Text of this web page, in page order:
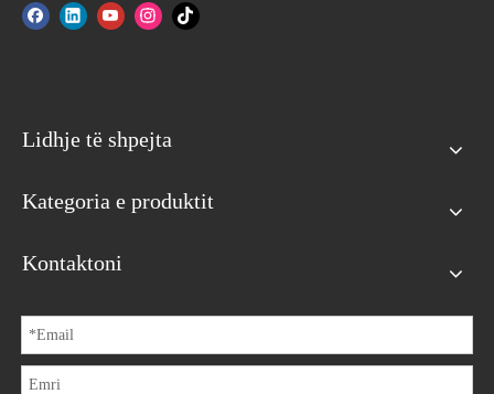
Lidhje të shpejta
Kategoria e produktit
Kontaktoni